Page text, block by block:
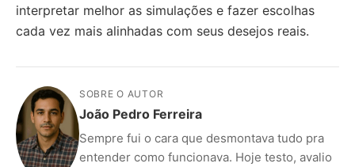
interpretar melhor as simulações e fazer escolhas
cada vez mais alinhadas com seus desejos reais.
SOBRE O AUTOR
João Pedro Ferreira
Sempre fui o cara que desmontava tudo pra
entender como funcionava. Hoje testo, avalio